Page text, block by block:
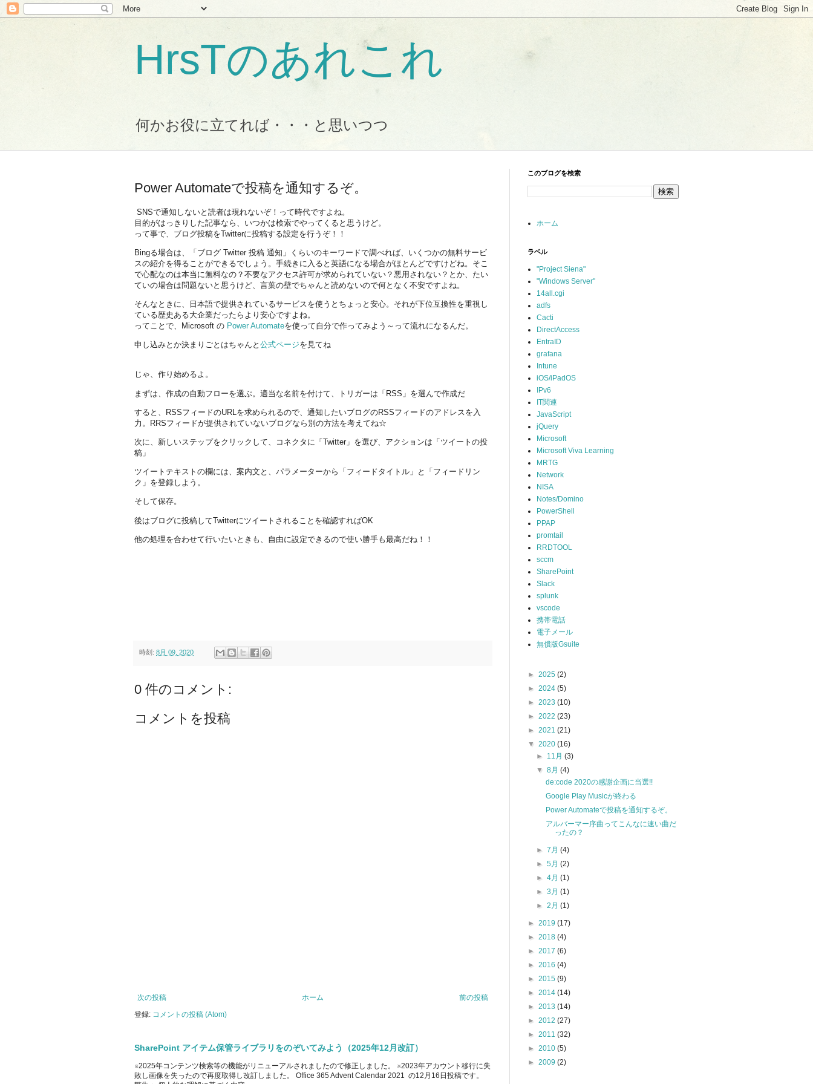
HrsTのあれこれ
何かお役に立てれば・・・と思いつつ
Power Automateで投稿を通知するぞ。
SNSで通知しないと読者は現れないぞ！って時代ですよね。
目的がはっきりした記事なら、いつかは検索でやってくると思うけど。
って事で、ブログ投稿をTwitterに投稿する設定を行うぞ！！
Bingる場合は、「ブログ Twitter 投稿 通知」くらいのキーワードで調べれば、いくつかの無料サービ
スの紹介を得ることができるでしょう。手続きに入ると英語になる場合がほとんどですけどね。そこ
で心配なのは本当に無料なの？不要なアクセス許可が求められていない？悪用されない？とか、たい
ていの場合は問題ないと思うけど、言葉の壁でちゃんと読めないので何となく不安ですよね。
そんなときに、日本語で提供されているサービスを使うとちょっと安心。それが下位互換性を重視し
ている歴史ある大企業だったらより安心ですよね。
ってことで、Microsoft の Power Automateを使って自分で作ってみよう～って流れになるんだ。
申し込みとか決まりごとはちゃんと 公式ページを見てね
じゃ、作り始めるよ。
まずは、作成の自動フローを選ぶ。適当な名前を付けて、トリガーは「RSS」を選んで作成だ
すると、RSSフィードのURLを求められるので、通知したいブログのRSSフィードのアドレスを入
力。RRSフィードが提供されていないブログなら別の方法を考えてね☆
次に、新しいステップをクリックして、コネクタに「Twitter」を選び、アクションは「ツイートの投
稿」
ツイートテキストの欄には、案内文と、パラメーターから「フィードタイトル」と「フィードリン
ク」を登録しよう。
そして保存。
後はブログに投稿してTwitterにツイートされることを確認すればOK
他の処理を合わせて行いたいときも、自由に設定できるので使い勝手も最高だね！！
時刻: 8月 09, 2020
0 件のコメント:
コメントを投稿
次の投稿 前の投稿
ホーム
登録: コメントの投稿 (Atom)
SharePoint アイテム保管ライブラリをのぞいてみよう（2025年12月改訂）
※2025年コンテンツ検索等の機能がリニューアルされましたので修正しました。 ※2023年アカウント移行に失
敗し画像を失ったので再度取得し改訂しました。 Office 365 Advent Calendar 2021 の12月16日投稿です。
このブログを検索
ホーム
ラベル
"Project Siena"
"Windows Server"
14all.cgi
adfs
Cacti
DirectAccess
EntraID
grafana
Intune
iOS/iPadOS
IPv6
IT関連
JavaScript
jQuery
Microsoft
Microsoft Viva Learning
MRTG
Network
NISA
Notes/Domino
PowerShell
PPAP
promtail
RRDTOOL
sccm
SharePoint
Slack
splunk
vscode
携帯電話
電子メール
無償版Gsuite
► 2025 (2)
► 2024 (5)
► 2023 (10)
► 2022 (23)
► 2021 (21)
▼ 2020 (16)
► 11月(3)
▼8月(4)
de:code 2020の感謝企画に当選!!
Google Play Musicが終わる
Power Automateで投稿を通知するぞ。
アルバーマー序曲ってこんなに速い曲だ
ったの？
►7月(4)
►5月(2)
►4月(1)
►3月(1)
►2月(1)
► 2019 (17)
► 2018 (4)
► 2017 (6)
► 2016 (4)
► 2015 (9)
► 2014 (14)
► 2013 (14)
► 2012 (27)
► 2011 (32)
► 2010 (5)
► 2009 (2)